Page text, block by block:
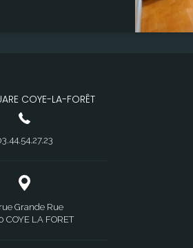
COYE-LA-FORÊT
Grande Rue
COYE LA FORET